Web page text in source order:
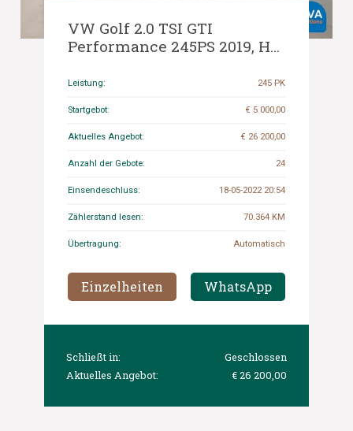
VW Golf 2.0 TSI GTI
Performance 245PS 2019, H-
Leistung: 245 PK
Startgebot: € 5 000,00
Aktuelles Angebot: € 26 200,00
Anzahl der Gebote: 24
Einsendeschluss: 18-05-2022 20:54
Zählerstand lesen: 70.364 KM
Übertragung: Automatisch
Einzelheiten WhatsApp
Schließt in:
Geschlossen
Aktuelles Angebot:
€ 26 200,00